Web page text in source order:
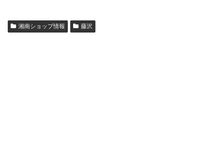
湘南ショップ情報 藤沢